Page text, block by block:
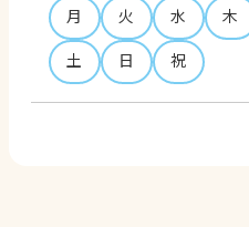
月 火 水 木
土
日 祝